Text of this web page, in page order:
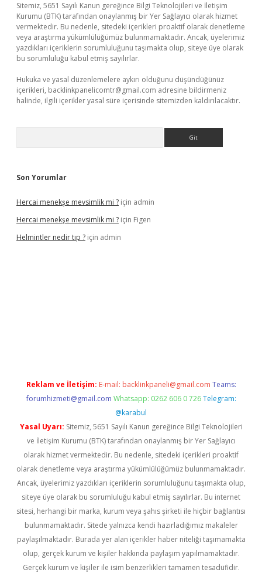
Sitemiz, 5651 Sayılı Kanun gereğince Bilgi Teknolojileri ve İletişim
Kurumu (BTK) tarafından onaylanmış bir Yer Sağlayıcı olarak hizmet
vermektedir. Bu nedenle, sitedeki içerikleri proaktif olarak denetleme
veya araştırma yükümlülüğümüz bulunmamaktadır. Ancak, üyelerimiz
yazdıkları içeriklerin sorumluluğunu taşımakta olup, siteye üye olarak
bu sorumluluğu kabul etmiş sayılırlar.
Hukuka ve yasal düzenlemelere aykırı olduğunu düşündüğünüz
içerikleri, backlinkpanelicomtr@gmail.com adresine bildirmeniz
halinde, ilgili içerikler yasal süre içerisinde sitemizden kaldırılacaktır.
Son Yorumlar
Hercai menekşe mevsimlik mi ? için admin
Hercai menekşe mevsimlik mi ? için Figen
Helmintler nedir tıp ? için admin
Reklam ve İletişim: E-mail: backlinkpaneli@gmail.com Teams:
forumhizmeti@gmail.com Whatsapp: 0262 606 0 726 Telegram:
@karabul
Yasal Uyarı: Sitemiz, 5651 Sayılı Kanun gereğince Bilgi Teknolojileri
ve İletişim Kurumu (BTK) tarafından onaylanmış bir Yer Sağlayıcı
olarak hizmet vermektedir. Bu nedenle, sitedeki içerikleri proaktif
olarak denetleme veya araştırma yükümlülüğümüz bulunmamaktadır.
Ancak, üyelerimiz yazdıkları içeriklerin sorumluluğunu taşımakta olup,
siteye üye olarak bu sorumluluğu kabul etmiş sayılırlar. Bu internet
sitesi, herhangi bir marka, kurum veya şahıs şirketi ile hiçbir bağlantısı
bulunmamaktadır. Sitede yalnızca kendi hazırladığımız makaleler
paylaşılmaktadır. Burada yer alan içerikler haber niteliği taşımamakta
olup, gerçek kurum ve kişiler hakkında paylaşım yapılmamaktadır.
Gerçek kurum ve kişiler ile isim benzerlikleri tamamen tesadüfidir.